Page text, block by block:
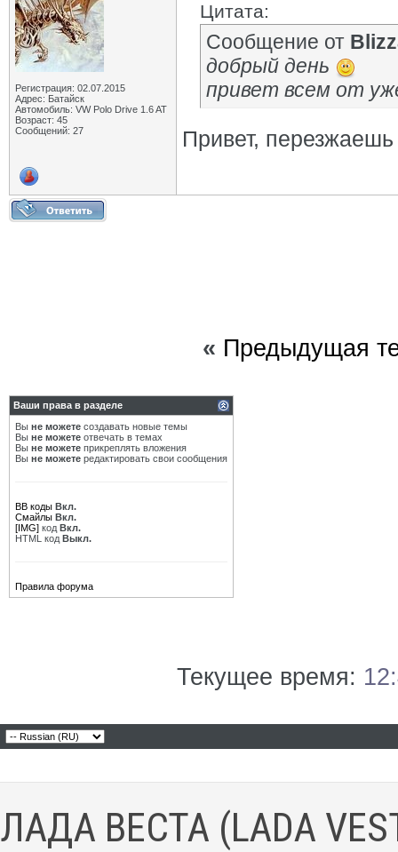
Регистрация: 02.07.2015
Адрес: Батайск
Автомобиль: VW Polo Drive 1.6 AT
Возраст: 45
Сообщений: 27
Цитата:
Сообщение от
добрый день
привет всем от
Привет,
« Предыдущая
Ваши права в разделе
Вы не можете создавать новые темы
Вы не можете отвечать в темах
Вы не можете прикреплять вложения
Вы не можете редактировать свои сообщения
BB коды Вкл.
Смайлы Вкл.
[IMG] код Вкл.
HTML код Выкл.
Правила форума
Текущее время:
ЛАДА ВЕСТА (LADA